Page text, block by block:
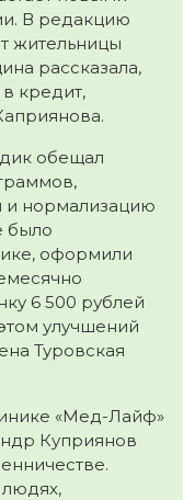
В редакцию
жительницы
рассказала,
в кредит,
обещал
и нормализацию
было
оформили
6 500 рублей
улучшений
Туровская
«Мед-Лайф»
Куприянов